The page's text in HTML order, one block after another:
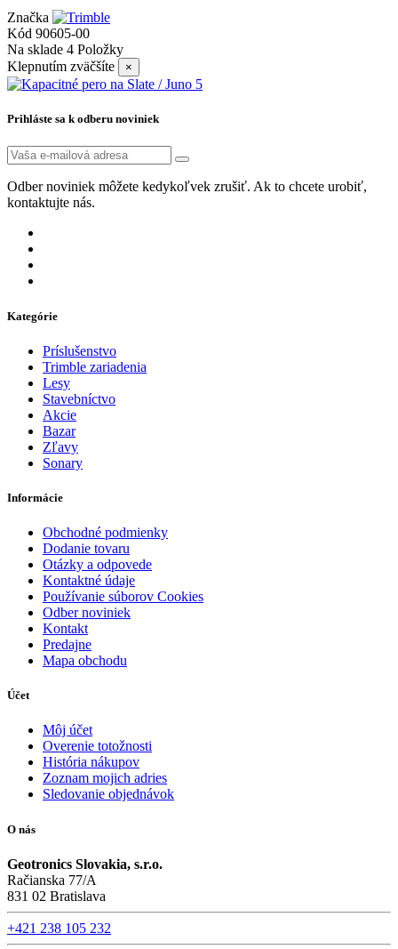
Značka
Kód 90605-00
Na sklade 4 Položky
Klepnutím zväčšíte
×
Prihláste sa k odberu noviniek
Odber noviniek môžete kedykoľvek zrušiť. Ak to chcete urobiť,
kontaktujte nás.
Kategórie
Príslušenstvo
Trimble zariadenia
Lesy
Stavebníctvo
Akcie
Bazar
Zľavy
Sonary
Informácie
Obchodné podmienky
Dodanie tovaru
Otázky a odpovede
Kontaktné údaje
Používanie súborov Cookies
Odber noviniek
Kontakt
Predajne
Mapa obchodu
Účet
Môj účet
Overenie totožnosti
História nákupov
Zoznam mojich adries
Sledovanie objednávok
O nás
Geotronics Slovakia, s.r.o.
Račianska 77/A
831 02 Bratislava
+421 238 105 232